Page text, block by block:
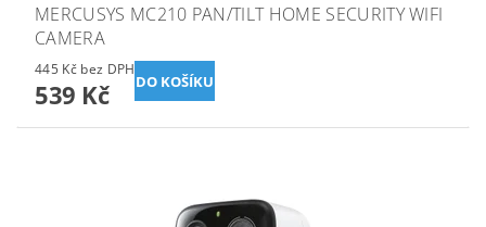
MERCUSYS MC210 PAN/TILT HOME SECURITY WIFI
CAMERA
445 Kč bez DPH
539 Kč